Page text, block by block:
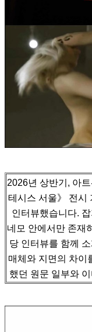
2026년 상반기, 아
테시스 서울》 전시
인터뷰했습니다.
네모 안에서만 존재
당 인터뷰를 함께
매체와 지면의 차이
했던 원문 일부와